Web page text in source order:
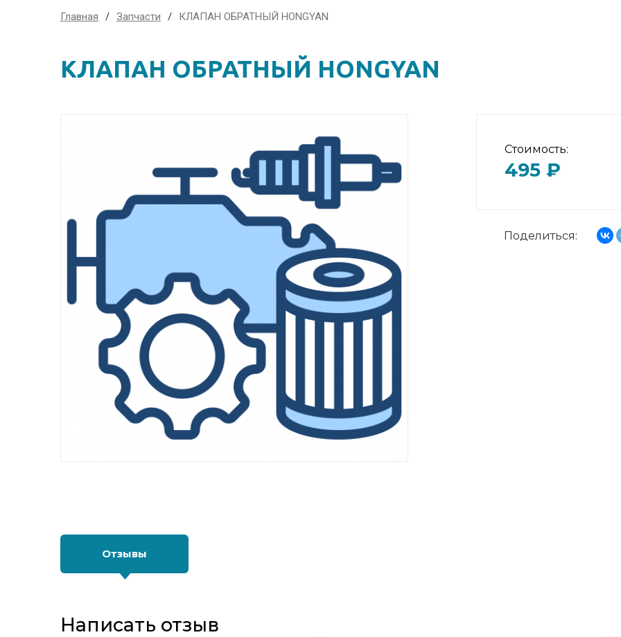
Главная Запчасти КЛАПАН ОБРАТНЫЙ HONGYAN
КЛАПАН ОБРАТНЫЙ HONGYAN
Стоимость:
495 ₽
Поделиться:
Отзывы
Написать отзыв